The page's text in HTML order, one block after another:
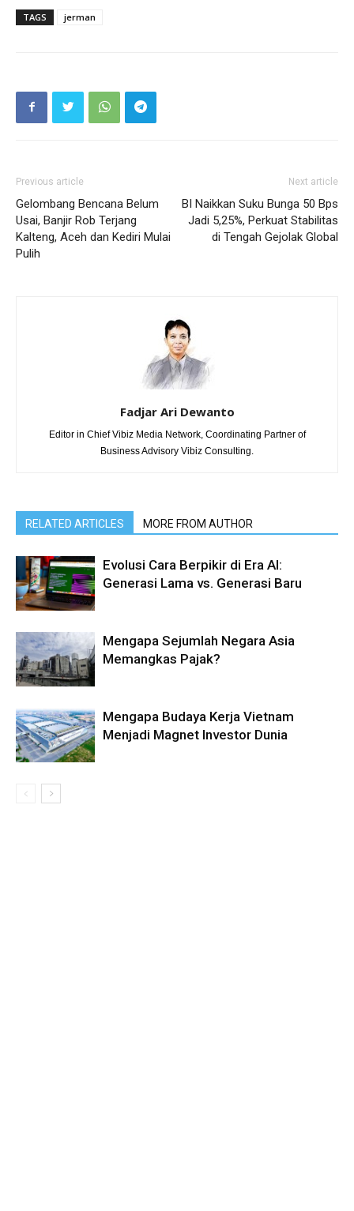
TAGS jerman
Previous article
Gelombang Bencana Belum
Usai, Banjir Rob Terjang
Kalteng, Aceh dan Kediri Mulai
Pulih
Next article
BI Naikkan Suku Bunga 50 Bps
Jadi 5,25%, Perkuat Stabilitas
di Tengah Gejolak Global
Fadjar Ari Dewanto
Editor in Chief Vibiz Media Network, Coordinating Partner of
Business Advisory Vibiz Consulting.
RELATED ARTICLES MORE FROM AUTHOR
Evolusi Cara Berpikir di Era AI:
Generasi Lama vs. Generasi Baru
Mengapa Sejumlah Negara Asia
Memangkas Pajak?
Mengapa Budaya Kerja Vietnam
Menjadi Magnet Investor Dunia